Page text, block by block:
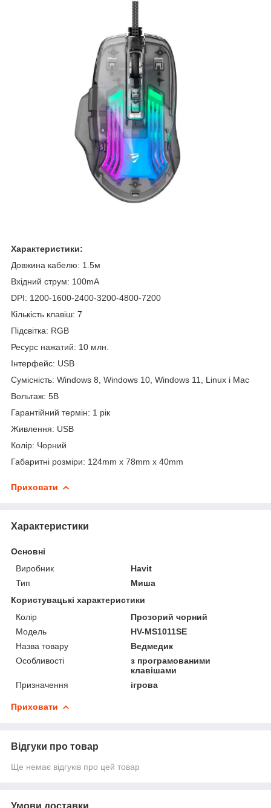
Характеристики:
Довжина кабелю: 1.5м
Вхідний струм: 100mA
DPI: 1200-1600-2400-3200-4800-7200
Кількість клавіш: 7
Підсвітка: RGB
Ресурс нажатий: 10 млн.
Інтерфейс: USB
Сумісність: Windows 8, Windows 10, Windows 11, Linux і Mac
Вольтаж: 5В
Гарантійний термін: 1 рік
Живлення: USB
Колір: Чорний
Габаритні розміри: 124mm x 78mm x 40mm
Приховати
Характеристики
Основні
Виробник
Havit
Тип
Миша
Користувацькі характеристики
Колір
Прозорий чорний
Мoдель
HV-MS1011SE
Назва товару
Ведмедик
Особливості
з програмованими
клавішами
Призначення
ігрова
Приховати
Відгуки про товар
Ще немає відгуків про цей товар
Умови доставки